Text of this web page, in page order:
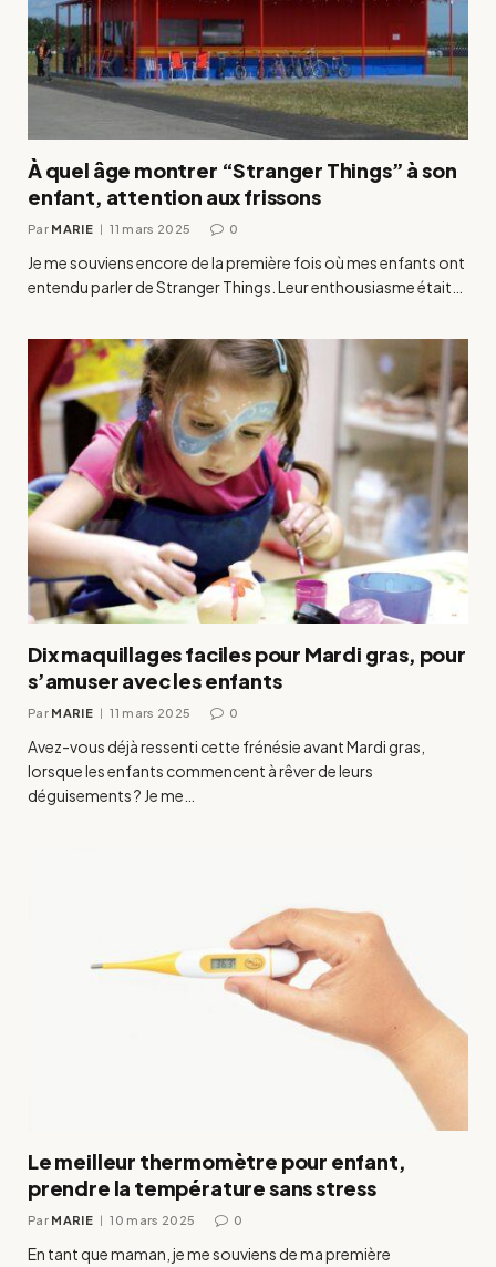
À quel âge montrer “Stranger Things” à son
enfant, attention aux frissons
Par MARIE 11 mars 2025 0
Je me souviens encore de la première fois où mes enfants ont
entendu parler de Stranger Things. Leur enthousiasme était…
Dix maquillages faciles pour Mardi gras, pour
s’amuser avec les enfants
Par MARIE 11 mars 2025 0
Avez-vous déjà ressenti cette frénésie avant Mardi gras,
lorsque les enfants commencent à rêver de leurs
déguisements ? Je me…
Le meilleur thermomètre pour enfant,
prendre la température sans stress
Par MARIE 10 mars 2025 0
En tant que maman, je me souviens de ma première